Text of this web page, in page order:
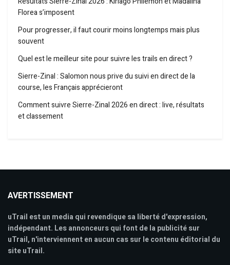
Florea s’imposent
Pour progresser, il faut courir moins longtemps mais plus
souvent
Quel est le meilleur site pour suivre les trails en direct ?
Sierre-Zinal : Salomon nous prive du suivi en direct de la
course, les Français apprécieront
Comment suivre Sierre-Zinal 2026 en direct : live, résultats
et classement
AVERTISSEMENT
uTrail est un media qui revendique sa liberté d'expression,
indépendant. Les annonceurs qui font de la publicité sur
uTrail, n'interviennent en aucun cas sur le contenu éditorial du
site uTrail.